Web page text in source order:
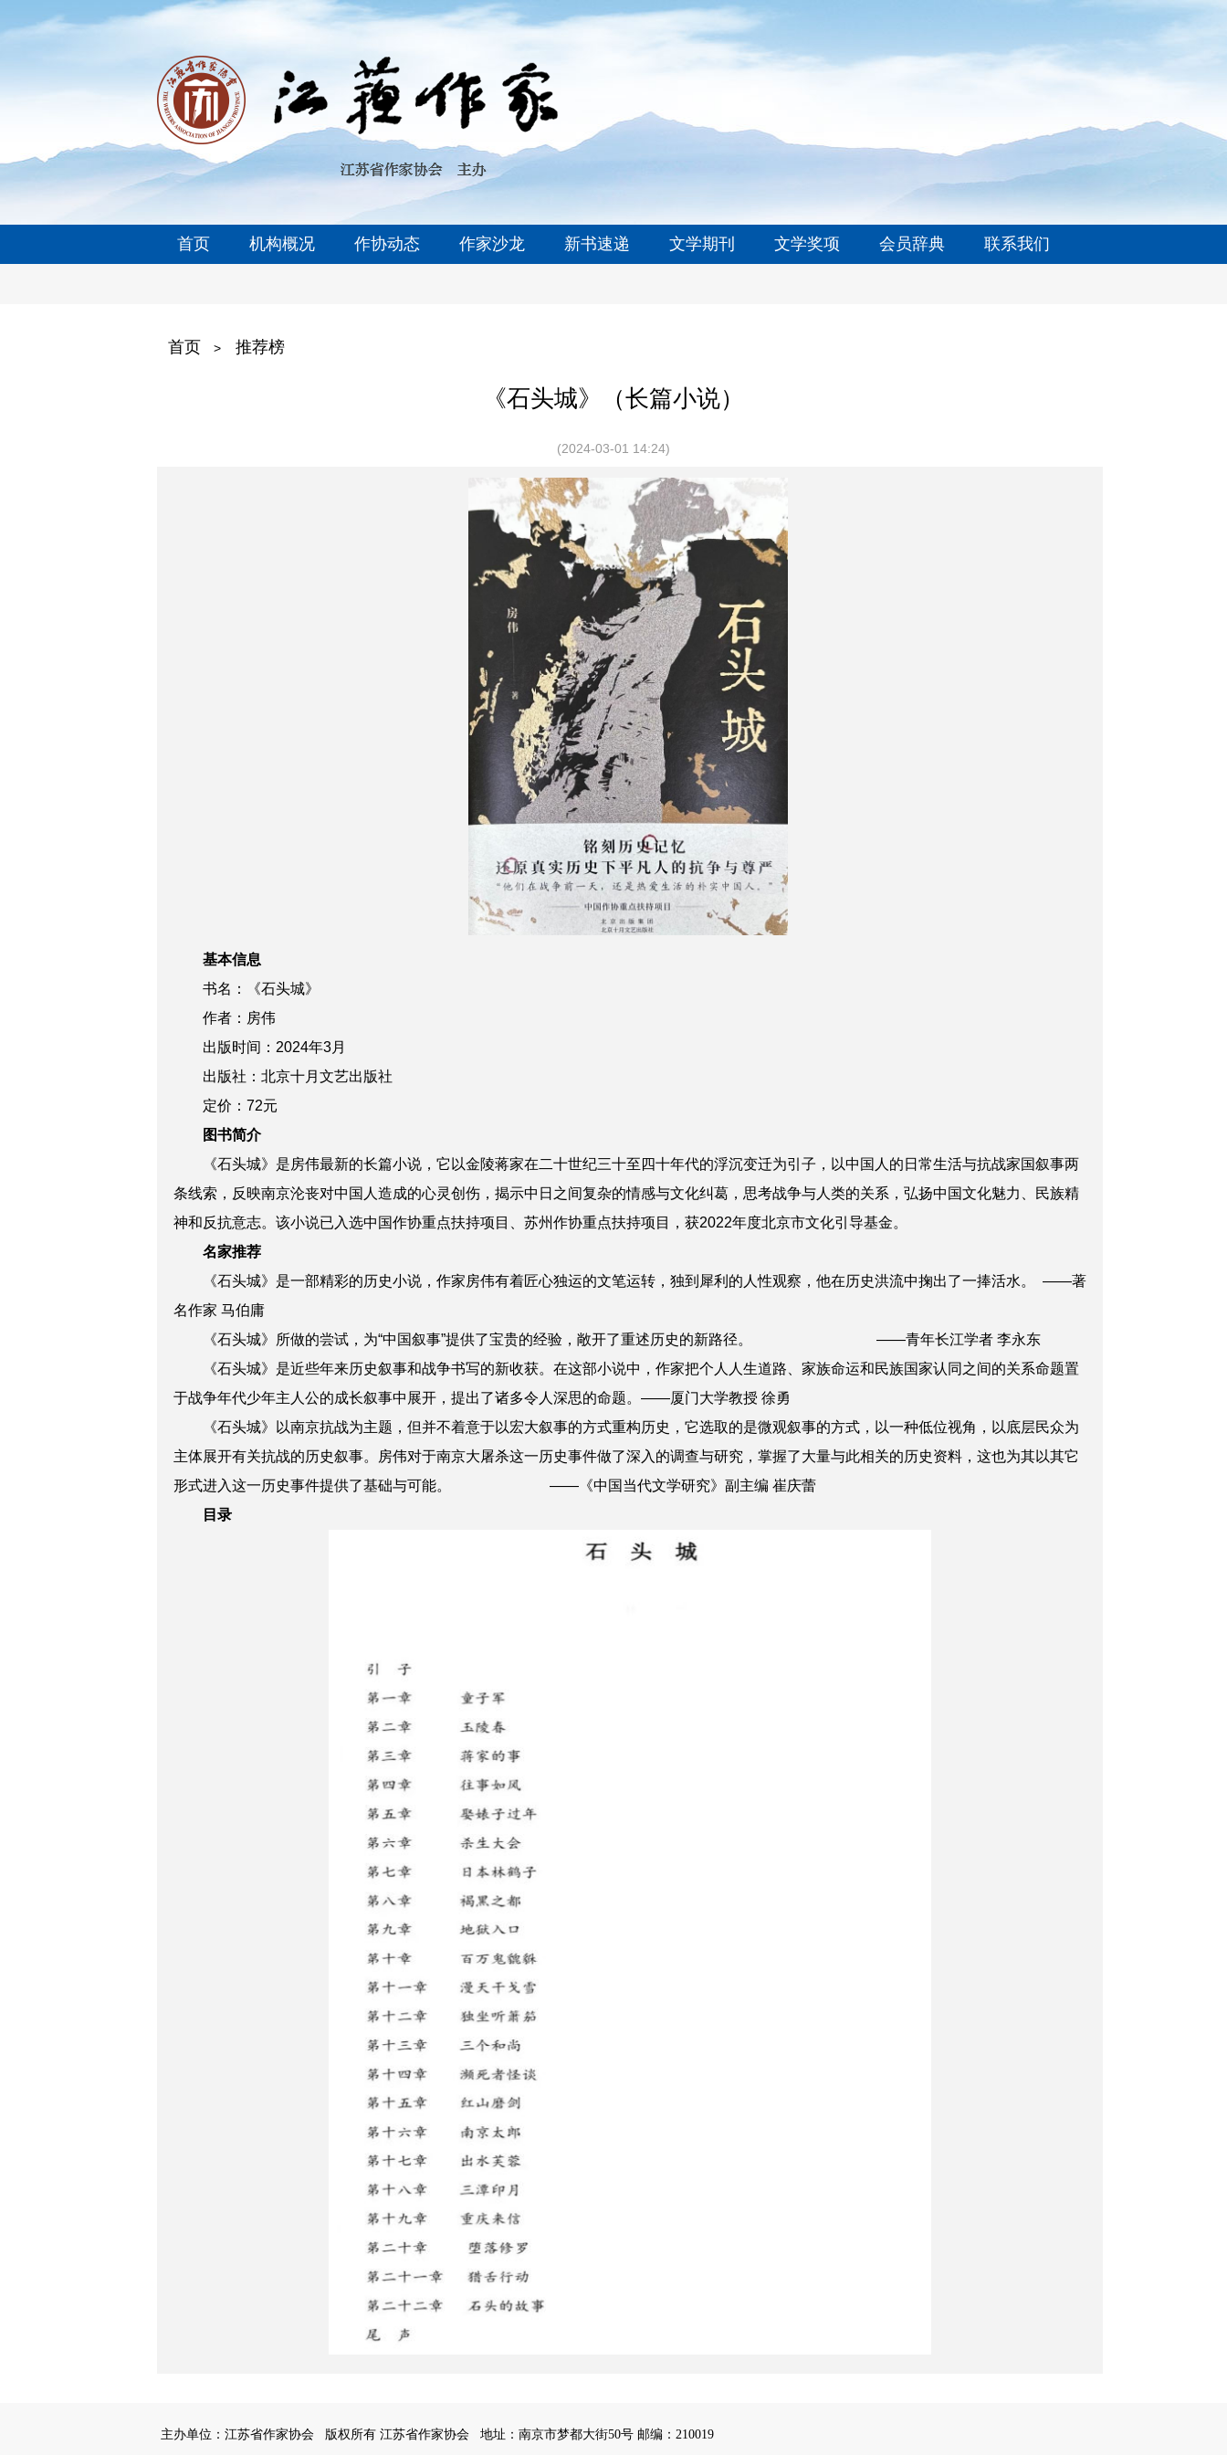
首页 机构概况 作协动态 作家沙龙 新书速递 文学期刊 文学奖项 会员辞典 联系我们
首页 > 推荐榜
《石头城》（长篇小说）
(2024-03-01 14:24)
基本信息
书名：《石头城》
作者：房伟
出版时间：2024年3月
出版社：北京十月文艺出版社
定价：72元
图书简介
《石头城》是房伟最新的长篇小说，它以金陵蒋家在二十世纪三十至四十年代的浮沉变迁为引子，以中国人的日常生活与抗战家国叙事两
条线索，反映南京沦丧对中国人造成的心灵创伤，揭示中日之间复杂的情感与文化纠葛，思考战争与人类的关系，弘扬中国文化魅力、民族精
神和反抗意志。该小说已入选中国作协重点扶持项目、苏州作协重点扶持项目，获2022年度北京市文化引导基金。
名家推荐
《石头城》是一部精彩的历史小说，作家房伟有着匠心独运的文笔运转，独到犀利的人性观察，他在历史洪流中掬出了一捧活水。 ——著
名作家 马伯庸
《石头城》所做的尝试，为“中国叙事”提供了宝贵的经验，敞开了重述历史的新路径。 ——青年长江学者 李永东
《石头城》是近些年来历史叙事和战争书写的新收获。在这部小说中，作家把个人人生道路、家族命运和民族国家认同之间的关系命题置
于战争年代少年主人公的成长叙事中展开，提出了诸多令人深思的命题。 ——厦门大学教授 徐勇
《石头城》以南京抗战为主题，但并不着意于以宏大叙事的方式重构历史，它选取的是微观叙事的方式，以一种低位视角，以底层民众为
主体展开有关抗战的历史叙事。房伟对于南京大屠杀这一历史事件做了深入的调查与研究，掌握了大量与此相关的历史资料，这也为其以其它
形式进入这一历史事件提供了基础与可能。
——《中国当代文学研究》副主编 崔庆蕾
目录
主办单位：江苏省作家协会 版权所有 江苏省作家协会 地址：南京市梦都大街50号 邮编：210019